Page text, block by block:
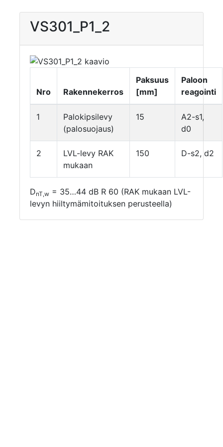
VS301_P1_2
Nro Rakennekerros
Paksuus
[mm]
Paloon
reagointi
1
Palokipsilevy
(palosuojaus)
15
A2-s1,
d0
2
LVL-levy RAK
mukaan
150 D-s2, d2
DnT,w = 35…44 dB R 60 (RAK mukaan LVL-
levyn hiiltymämitoituksen perusteella)